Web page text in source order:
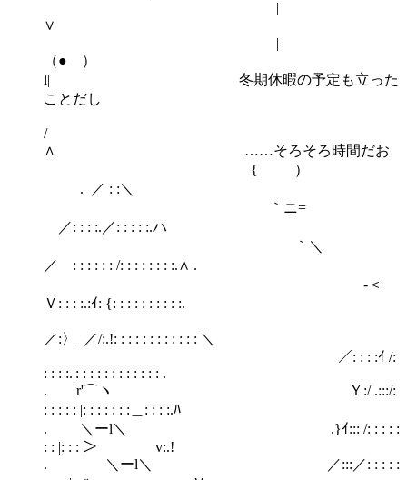
∨
|
（● ）
l| 冬期休暇の予定も立った
ことだし
/
∧ ……そろそろ時間だお
{ ）
._／ : :＼
｀ニ=
／: : : :.／: : : : :.ハ
｀＼
／ : : : : : : /: : : : : : : :.∧ .
ゝ-＜
Ｖ: : : :.:ｲ: {: : : : : : : : : :.
／:〉_／/:.!: : : : : : : : : : : : ＼
／: : : :ｲ /:
: : : :.|: : : : : : : : : : : : .
. r'⌒ヽ Ｙ:/ .:::/:
: : : : : |: : : : : : :＿: : : :.ﾊ
. ＼ーl＼ .}ｲ::: /: : : : :
: : |: : : ＞ v:.!
. ＼ーl＼ ／:::／: : : : :